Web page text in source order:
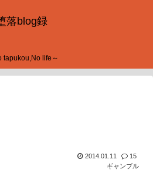
落blog録
tapukou,No life～
2014.01.11
15
ギャンブル